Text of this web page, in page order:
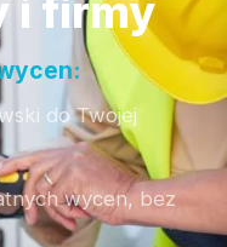
i firmy
do Twojej
wycen, bez